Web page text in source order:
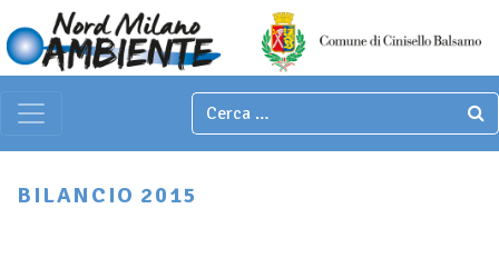
Main Navigation
BILANCIO 2015